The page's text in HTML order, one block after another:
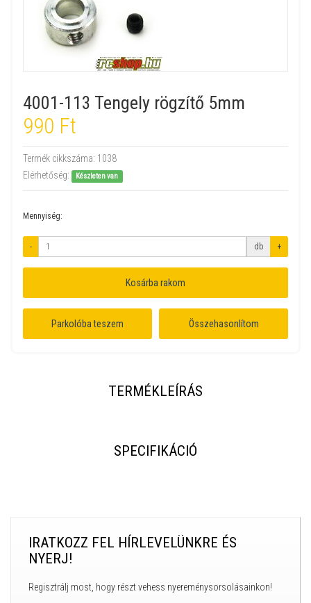
4001-113 Tengely rögzítő 5mm
990 Ft
Termék cikkszáma: 1038
Elérhetőség:
Készleten van
Mennyiség:
- db +
Kosárba rakom
Parkolóba teszem Összehasonlítom
TERMÉKLEÍRÁS
SPECIFIKÁCIÓ
IRATKOZZ FEL HÍRLEVELÜNKRE ÉS
NYERJ!
Regisztrálj most, hogy részt vehess nyereménysorsolásainkon!